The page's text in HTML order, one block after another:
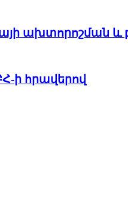
ախտորոշման և
ի հրավերով